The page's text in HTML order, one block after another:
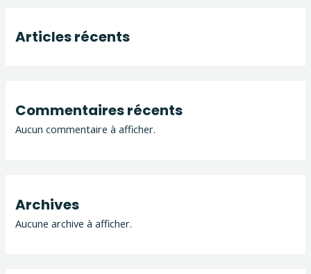
Articles récents
Commentaires récents
Aucun commentaire à afficher.
Archives
Aucune archive à afficher.